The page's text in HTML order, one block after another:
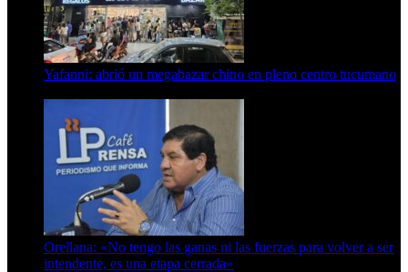
Yafanni: abrió un megabazar chino en pleno centro tucumano
Orellana: «No tengo las ganas ni las fuerzas para volver a ser
intendente, es una etapa cerrada»